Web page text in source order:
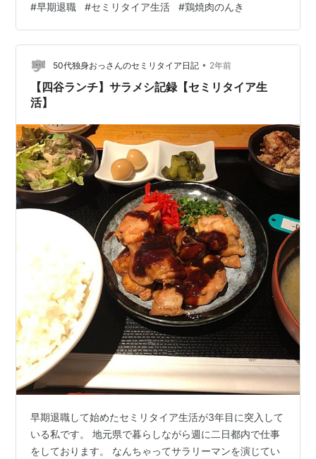
東京都新宿区四谷三栄町3-10 ルネ三栄町
1Fhttps://tabelog.com/tokyo/A1309/A130902/132387
47/ 自分はランチ利用したことあるお店。 味噌タレ焼き
で鶏肉を食します↓ 飽きもせず↓ おつまみ系も↓ そいつ
とは一年ぶりくらいのミーテ…
#早期退職 #セミリタイア生活 #鶏焼肉のんき
50代独身おっさんのセミリタイア日記 • 2年前
【四谷ランチ】サラメシ記録【セミリタイア生
活】
早期退職して始めたセミリタイア生活が3年目に突入して
いる私です。 地元県で暮らしながら週に二日都内で仕事
をしております。 なんちゃってサラリーマンを演じてい